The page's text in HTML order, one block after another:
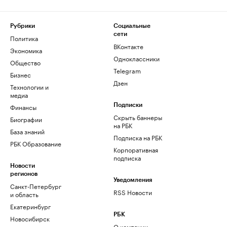
Рубрики
Политика
Экономика
Общество
Бизнес
Технологии и
медиа
Финансы
Биографии
База знаний
РБК Образование
Новости
регионов
Санкт-Петербург
и область
Екатеринбург
Новосибирск
Социальные
сети
ВКонтакте
Одноклассники
Telegram
Дзен
Подписки
Скрыть баннеры
на РБК
Подписка на РБК
Корпоративная
подписка
Уведомления
RSS Новости
РБК